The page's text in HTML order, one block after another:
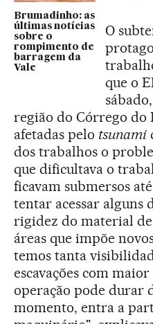
Brumadinho: as
últimas notícias
sobre o
rompimento de
barragem da
Vale
O
que o
região do Córrego do
afetadas pelo tsunami
dos trabalhos o
que dificultava o
ficavam submersos
tentar acessar alguns
rigidez do material
áreas que impõe
temos tanta
escavações com
operação pode durar
momento, entra a